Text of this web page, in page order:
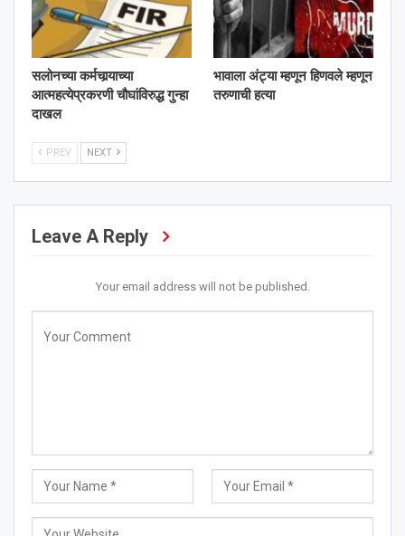
सलोनच्या कर्मचार्‍याच्या
आत्महत्येप्रकरणी चौघांविरुद्ध गुन्हा
दाखल
भावाला अंट्या म्हणून हिणवले म्हणून
तरुणाची हत्या
PREV NEXT
Leave A Reply
Your email address will not be published.